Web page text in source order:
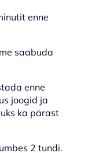
enne
saabuda
enne
joogid ja
ka pärast
2 tundi.